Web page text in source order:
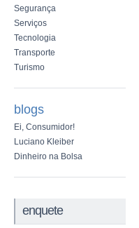
Segurança
Serviços
Tecnologia
Transporte
Turismo
blogs
Ei, Consumidor!
Luciano Kleiber
Dinheiro na Bolsa
enquete